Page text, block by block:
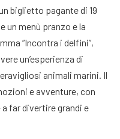
biglietto pagante di 19
un menù pranzo e la
“Incontra i delfini”,
un’esperienza di
animali marini. Il
e avventure, con
far divertire grandi e